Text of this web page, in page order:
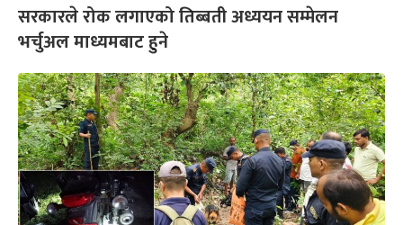
सरकारले रोक लगाएको तिब्बती अध्ययन सम्मेलन
भर्चुअल माध्यमबाट हुने